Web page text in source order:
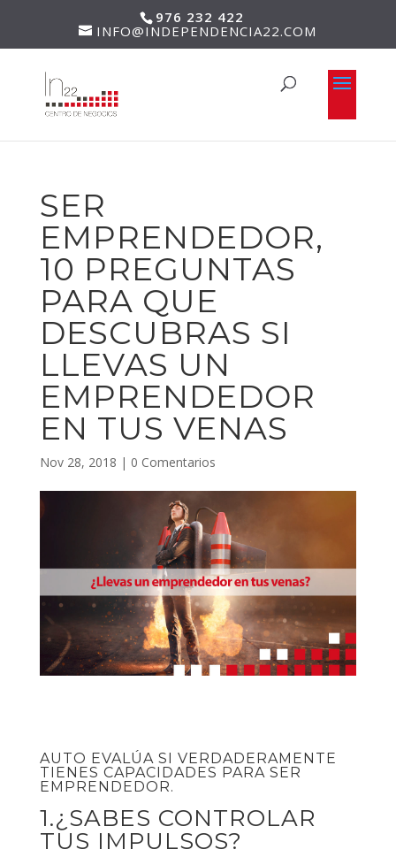
976 232 422
INFO@INDEPENDENCIA22.COM
SER
EMPRENDEDOR,
10 PREGUNTAS
PARA QUE
DESCUBRAS SI
LLEVAS UN
EMPRENDEDOR
EN TUS VENAS
Nov 28, 2018 | 0 Comentarios
AUTO EVALÚA SI VERDADERAMENTE
TIENES CAPACIDADES PARA SER
EMPRENDEDOR.
1.¿SABES CONTROLAR
TUS IMPULSOS?